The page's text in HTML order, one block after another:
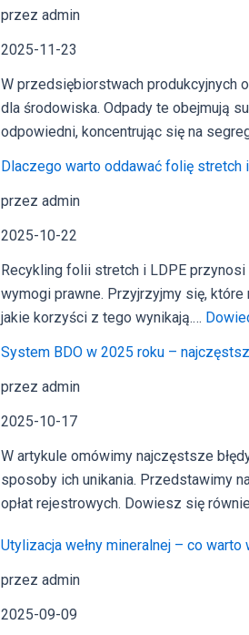
przez admin
2025-11-23
W przedsiębiorstwach produkcyjnych
dla środowiska. Odpady te obejmują
odpowiedni, koncentrując się na
Dlaczego warto oddawać folię stretch
przez admin
2025-10-22
Recykling folii stretch i LDPE
wymogi prawne. Przyjrzyjmy się,
jakie korzyści z tego wynikają.…
System BDO w 2025 roku –
przez admin
2025-10-17
W artykule omówimy najczęstsze
sposoby ich unikania. Przedstawimy
opłat rejestrowych. Dowiesz się
Utylizacja wełny mineralnej – co warto
przez admin
2025-09-09